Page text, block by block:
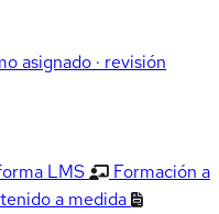
asignado · revisión
LMS
Formación a
a medida